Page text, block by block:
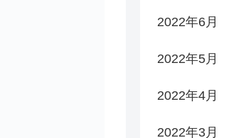
2022年6月
2022年5月
2022年4月
2022年3月